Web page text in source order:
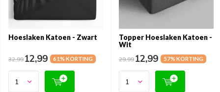
Hoeslaken Katoen - Zwart
32,9912,99 61% KORTING
Topper Hoeslaken Katoen -
Wit
29,9912,99 57% KORTING